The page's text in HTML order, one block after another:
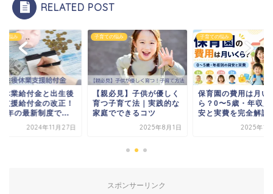
RELATED POST
の悩み
必見】子供が優しく
子育て法｜実践的な
でできるコツ
2025年8月1日
子育ての悩み
保育園の費用は月いく
ら？0〜5歳・年収別の目
安と実費を完全解説
2025年12月5日
子育ての悩み
育児休業給付金と出
休業支援給付金の改
2025年の最新制度
2024年11
スポンサーリンク